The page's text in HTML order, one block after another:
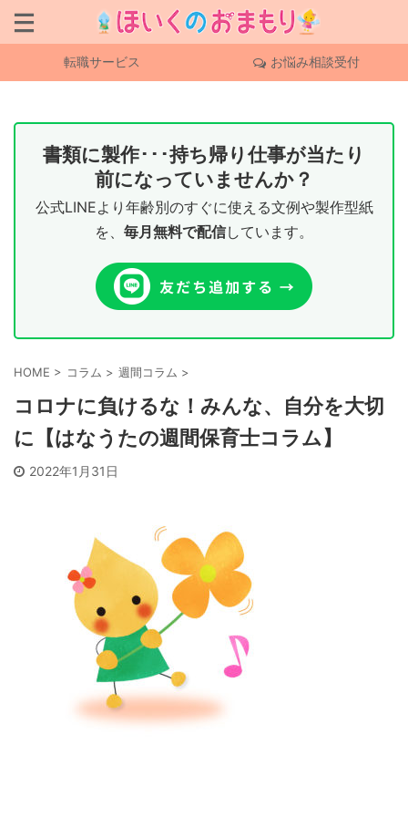
転職サービス お悩み相談受付
書類に製作･･･持ち帰り仕事が当たり
前になっていませんか？
公式LINEより年齢別のすぐに使える文例や製作型紙
を、 毎月無料で配信しています。
HOME > コラム > 週間コラム >
コロナに負けるな！みんな、自分を大切
に【はなうたの週間保育士コラム】
2022年1月31日